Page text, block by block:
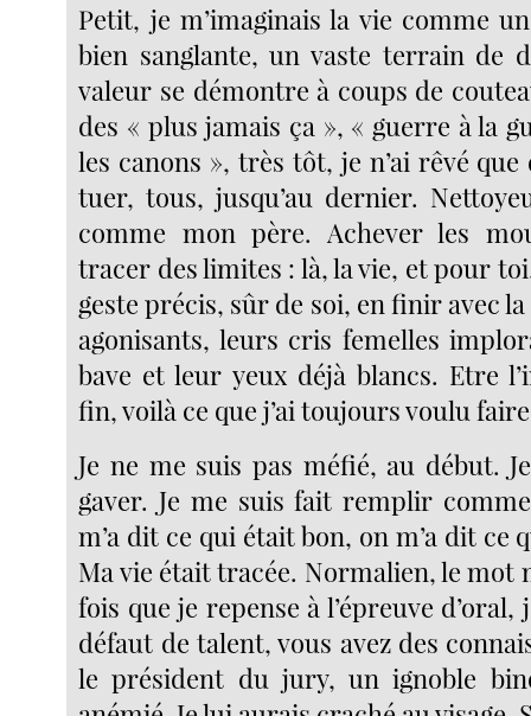
Petit, je m’imaginais la vie comme
bien sanglante, un vaste terrain de
valeur se démontre à coups de
des « plus jamais ça », « guerre à la
les canons », très tôt, je n’ai rêvé que
tuer, tous, jusqu’au dernier.
comme mon père. Achever les
tracer des limites : là, la vie, et pour
geste précis, sûr de soi, en finir avec
agonisants, leurs cris femelles
bave et leur yeux déjà blancs. Etre
fin, voilà ce que j’ai toujours voulu
Je ne me suis pas méfié, au début.
gaver. Je me suis fait remplir
m’a dit ce qui était bon, on m’a dit ce
Ma vie était tracée. Normalien, le mot
fois que je repense à l’épreuve d’oral,
défaut de talent, vous avez des
le président du jury, un ignoble